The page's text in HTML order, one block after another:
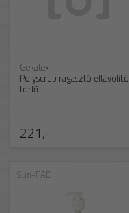
221,-
Gekatex
Polyscrub ragasztó eltávolító
törlő
Sun-FAD